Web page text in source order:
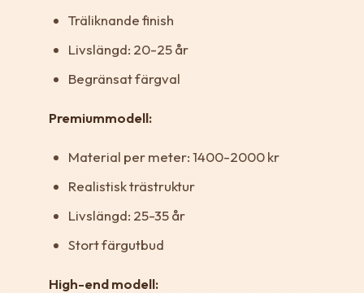
Träliknande finish
Livslängd: 20-25 år
Begränsat färgval
Premiummodell:
Material per meter: 1400-2000 kr
Realistisk trästruktur
Livslängd: 25-35 år
Stort färgutbud
High-end modell: